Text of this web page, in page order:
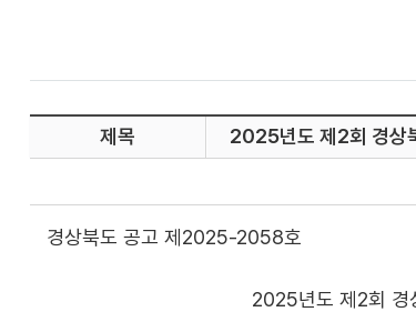
제목
2025년도 제2회 경상
경상북도 공고 제2025-2058호
2025년도 제2회 경상북도 공무직